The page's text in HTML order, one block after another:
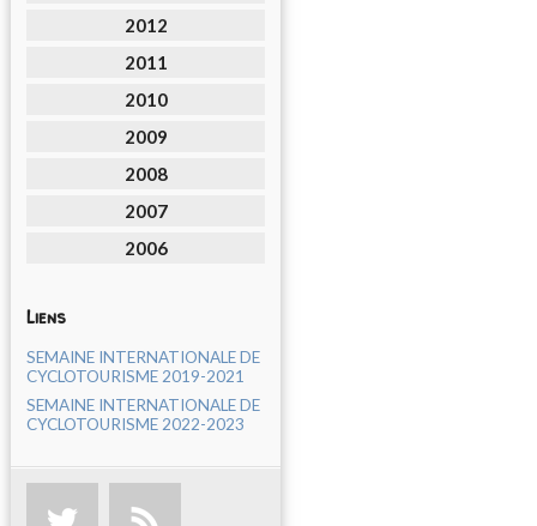
2012
2011
2010
2009
2008
2007
2006
Liens
SEMAINE INTERNATIONALE DE
CYCLOTOURISME 2019-2021
SEMAINE INTERNATIONALE DE
CYCLOTOURISME 2022-2023